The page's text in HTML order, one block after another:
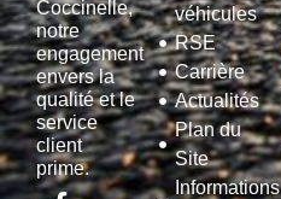
Coccinelle,
notre
engagement
envers la
qualité et le
service
client
prime.
véhicules
RSE
Carrière
Actualités
Plan du
Site
Informations